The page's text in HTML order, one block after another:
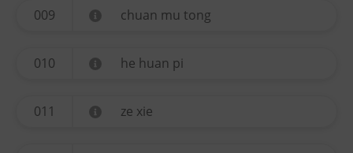
009 chuan mu tong
010 he huan pi
011 ze xie